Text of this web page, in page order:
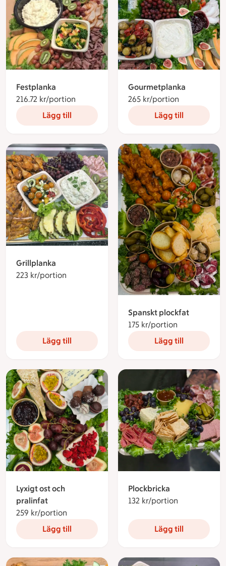
Festplanka
216.72 kr/portion 216.72 kronor per portion
Lägg till
Gourmetplanka
265 kr/portion
Lägg till
Grillplanka
223 kr/portion 223 kronor per portion
Lägg till
Spanskt plockfat
175 kr/portion
Lägg till
Lyxigt ost och
pralinfat
259 kr/portion
Lägg till
Plockbricka
132 kr/portion
Lägg till